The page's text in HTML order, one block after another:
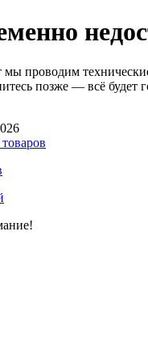
проводим
позже — всё будет